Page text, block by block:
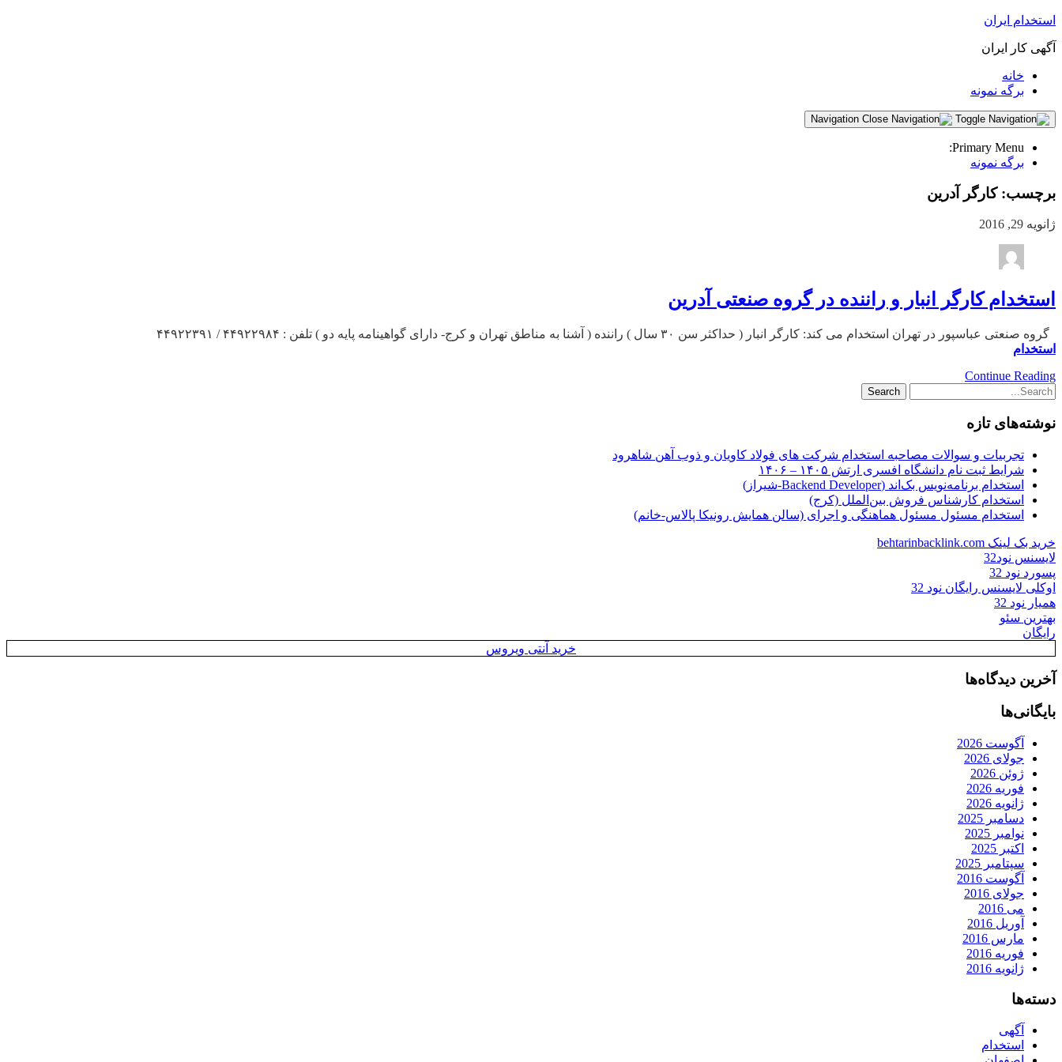
استخدام ایران
آگهی کار ایران
خانه
برگه نمونه
Primary Menu:
برگه نمونه
برچسب:کارگر آدرین
ژانویه 29, 2016
استخدام کارگر انبار و راننده در گروه صنعتی آدرین
گروه صنعتی عباسپور در تهران استخدام می کند: کارگر انبار ( حداکثر سن ۳۰ سال ) راننده ( آشنا به مناطق تهران و کرج- دارای گواهینامه پایه دو ) تلفن : ۴۴۹۲۲۹۸۴ / ۴۴۹۲۲۳۹۱
استخدام
Continue Reading
نوشته‌های تازه
تجربیات و سوالات مصاحبه استخدام شرکت های فولاد کاویان و ذوب آهن شاهرود
شرایط ثبت نام دانشگاه افسری ارتش ۱۴۰۵ – ۱۴۰۶
استخدام برنامه‌نویس بک‌اند (Backend Developer-شیراز)
استخدام کارشناس فروش بین‌الملل (کرج)
استخدام مسئول مسئول هماهنگی و اجرای (سالن همایش رونیکا پالاس-خانم)
خرید بک لینک behtarinbacklink.com
لایسنس نود32
پسورد نود 32
اوکلی لایسنس رایگان نود 32
همیار نود 32
بهترین سئو
رایگان
خرید آنتی ویروس
آخرین دیدگاه‌ها
بایگانی‌ها
آگوست 2026
جولای 2026
ژوئن 2026
فوریه 2026
ژانویه 2026
دسامبر 2025
نوامبر 2025
اکتبر 2025
سپتامبر 2025
آگوست 2016
جولای 2016
می 2016
آوریل 2016
مارس 2016
فوریه 2016
ژانویه 2016
دسته‌ها
آگهی
استخدام